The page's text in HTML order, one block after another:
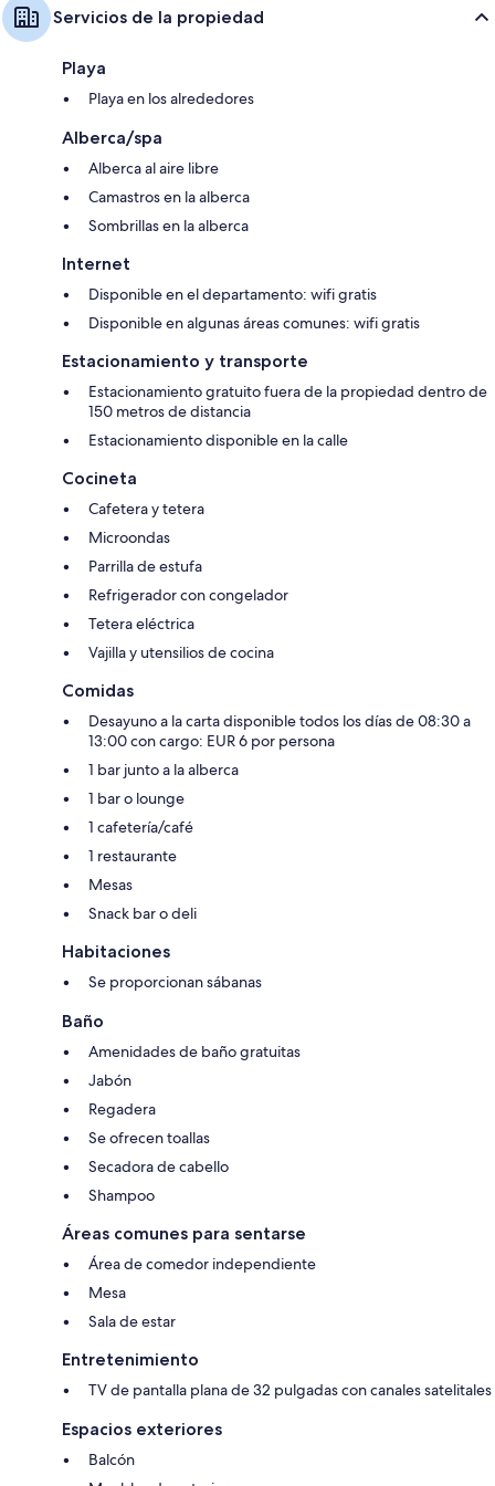
Servicios de la propiedad
Playa
Playa en los alrededores
Alberca/spa
Alberca al aire libre
Camastros en la alberca
Sombrillas en la alberca
Internet
Disponible en el departamento: wifi gratis
Disponible en algunas áreas comunes: wifi gratis
Estacionamiento y transporte
Estacionamiento gratuito fuera de la propiedad dentro de
150 metros de distancia
Estacionamiento disponible en la calle
Cocineta
Cafetera y tetera
Microondas
Parrilla de estufa
Refrigerador con congelador
Tetera eléctrica
Vajilla y utensilios de cocina
Comidas
Desayuno a la carta disponible todos los días de 08:30 a
13:00 con cargo: EUR 6 por persona
1 bar junto a la alberca
1 bar o lounge
1 cafetería/café
1 restaurante
Mesas
Snack bar o deli
Habitaciones
Se proporcionan sábanas
Baño
Amenidades de baño gratuitas
Jabón
Regadera
Se ofrecen toallas
Secadora de cabello
Shampoo
Áreas comunes para sentarse
Área de comedor independiente
Mesa
Sala de estar
Entretenimiento
TV de pantalla plana de 32 pulgadas con canales satelitales
Espacios exteriores
Balcón